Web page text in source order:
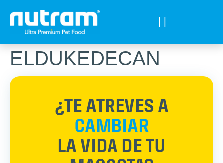
ELDUKEDECAN
¿TE ATREVES A
CAMBIAR
LA VIDA DE TU